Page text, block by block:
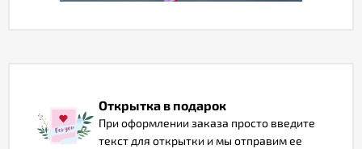
Открытка в подарок
При оформлении заказа просто введите
текст для открытки и мы отправим ее